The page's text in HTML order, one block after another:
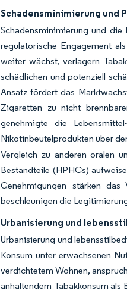
Schadensminimierung und
Schadensminimierung und
regulatorische Engagement
weiter wächst, verlagern
schädlichen und potenziell
Ansatz fördert das
Zigaretten zu nicht
genehmigte die
Nikotinbeutelprodukten über
Vergleich zu anderen oralen
Bestandteile (HPHCs)
Genehmigungen stärken das
beschleunigen die
Urbanisierung und
Urbanisierung und
Konsum unter erwachsenen
verdichtetem Wohnen,
anhaltendem Tabakkonsum